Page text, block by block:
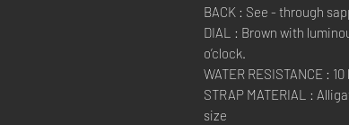
BACK : See - through
DIAL : Brown with
o’clock.
WATER RESISTANCE :
STRAP MATERIAL :
size